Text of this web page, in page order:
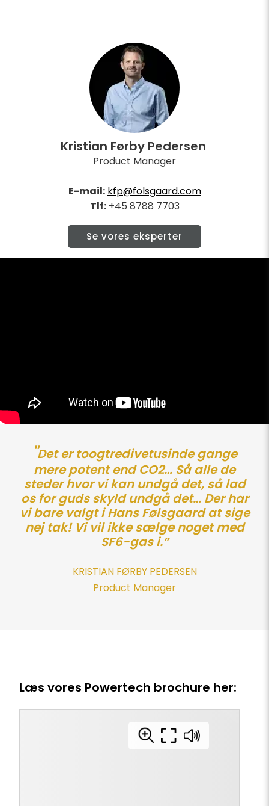
Kristian Førby Pedersen
Product Manager
E-mail: kfp@folsgaard.com
Tlf:+45 8788 7703
Se vores eksperter
"Det er toogtredivetusinde gange
mere potent end CO2… Så alle de
steder hvor vi kan undgå det, så lad
os for guds skyld undgå det… Der har
vi bare valgt i Hans Følsgaard at sige
nej tak! Vi vil ikke sælge noget med
SF6-gas i.”
KRISTIAN FØRBY PEDERSEN
Product Manager
Læs vores Powertech brochure her: